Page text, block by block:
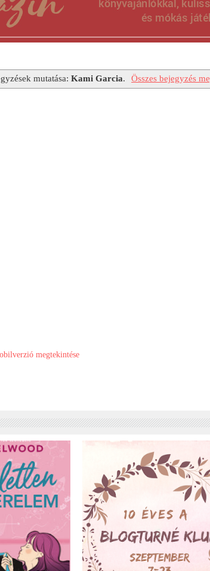
mutatása: Kami Garcia. Összes bejegyzés
megtekintése